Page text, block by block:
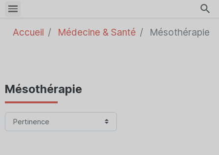
search
Accueil Médecine & Santé Mésothérapie
Mésothérapie